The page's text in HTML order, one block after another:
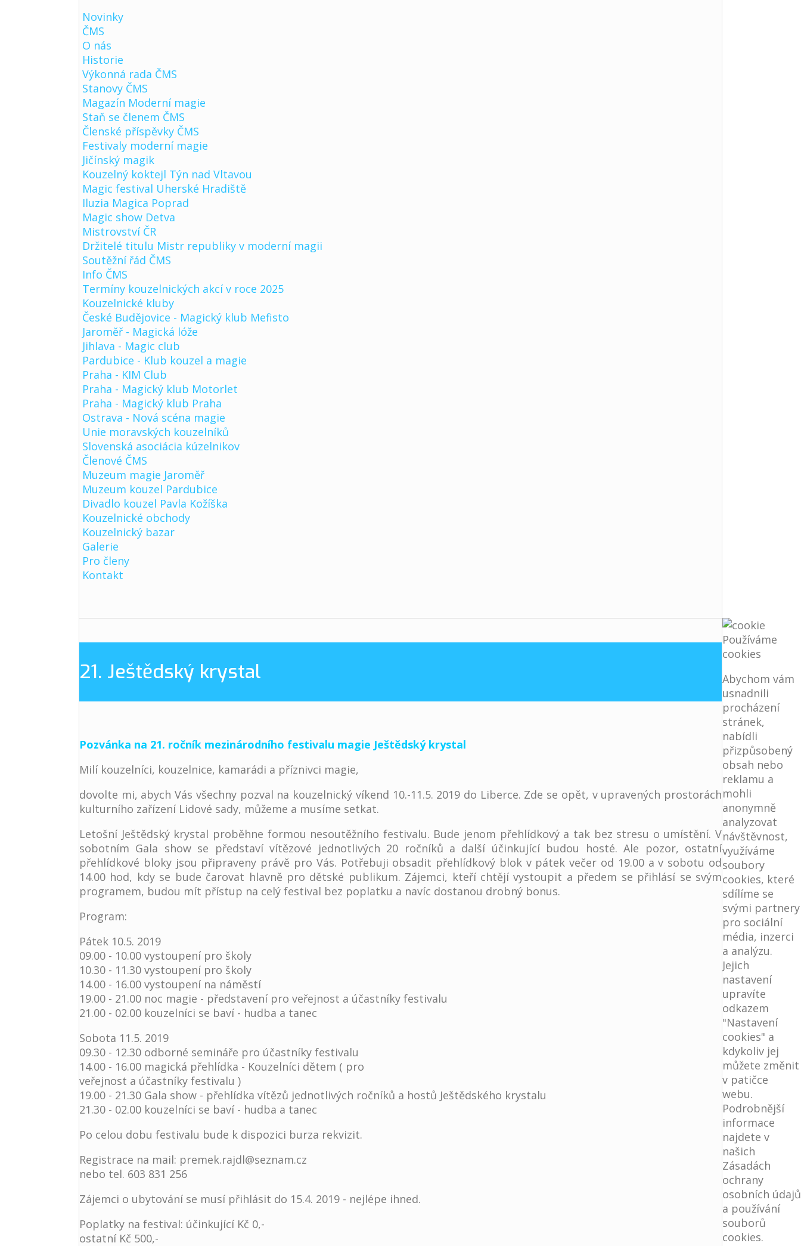
Novinky
ČMS
O nás
Historie
Výkonná rada ČMS
Stanovy ČMS
Magazín Moderní magie
Staň se členem ČMS
Členské příspěvky ČMS
Festivaly moderní magie
Jičínský magik
Kouzelný koktejl Týn nad Vltavou
Magic festival Uherské Hradiště
Iluzia Magica Poprad
Magic show Detva
Mistrovství ČR
Držitelé titulu Mistr republiky v moderní magii
Soutěžní řád ČMS
Info ČMS
Termíny kouzelnických akcí v roce 2025
Kouzelnické kluby
České Budějovice - Magický klub Mefisto
Jaroměř - Magická lóže
Jihlava - Magic club
Pardubice - Klub kouzel a magie
Praha - KIM Club
Praha - Magický klub Motorlet
Praha - Magický klub Praha
Ostrava - Nová scéna magie
Unie moravských kouzelníků
Slovenská asociácia kúzelnikov
Členové ČMS
Muzeum magie Jaroměř
Muzeum kouzel Pardubice
Divadlo kouzel Pavla Kožíška
Kouzelnické obchody
Kouzelnický bazar
Galerie
Pro členy
Kontakt
21. Ještědský krystal
Pozvánka na 21. ročník mezinárodního festivalu magie Ještědský krystal
Milí kouzelníci, kouzelnice, kamarádi a příznivci magie,
dovolte mi, abych Vás všechny pozval na kouzelnický víkend 10.-11.5. 2019 do Liberce. Zde se opět, v upravených prostorách
kulturního zařízení Lidové sady, můžeme a musíme setkat.
Letošní Ještědský krystal proběhne formou nesoutěžního festivalu. Bude jenom přehlídkový a tak bez stresu o umístění. V
sobotním Gala show se představí vítězové jednotlivých 20 ročníků a další účinkující budou hosté. Ale pozor, ostatní
přehlídkové bloky jsou připraveny právě pro Vás. Potřebuji obsadit přehlídkový blok v pátek večer od 19.00 a v sobotu od
14.00 hod, kdy se bude čarovat hlavně pro dětské publikum. Zájemci, kteří chtějí vystoupit a předem se přihlásí se svým
programem, budou mít přístup na celý festival bez poplatku a navíc dostanou drobný bonus.
Program:
Pátek 10.5. 2019
09.00 - 10.00 vystoupení pro školy
10.30 - 11.30 vystoupení pro školy
14.00 - 16.00 vystoupení na náměstí
19.00 - 21.00 noc magie - představení pro veřejnost a účastníky festivalu
21.00 - 02.00 kouzelníci se baví - hudba a tanec
Sobota 11.5. 2019
09.30 - 12.30 odborné semináře pro účastníky festivalu
14.00 - 16.00 magická přehlídka - Kouzelníci dětem ( pro
veřejnost a účastníky festivalu )
19.00 - 21.30 Gala show - přehlídka vítězů jednotlivých ročníků a hostů Ještědského krystalu
21.30 - 02.00 kouzelníci se baví - hudba a tanec
Po celou dobu festivalu bude k dispozici burza rekvizit.
Registrace na mail: premek.rajdl@seznam.cz
nebo tel. 603 831 256
Zájemci o ubytování se musí přihlásit do 15.4. 2019 - nejlépe ihned.
Poplatky na festival: účinkující Kč 0,-
ostatní Kč 500,-
Používáme
cookies
Abychom vám
usnadnili
procházení
stránek,
nabídli
přizpůsobený
obsah nebo
reklamu a
mohli
anonymně
analyzovat
návštěvnost,
využíváme
soubory
cookies, které
sdílíme se
svými partnery
pro sociální
média, inzerci
a analýzu.
Jejich
nastavení
upravíte
odkazem
"Nastavení
cookies" a
kdykoliv jej
můžete změnit
v patičce
webu.
Podrobnější
informace
najdete v
našich
Zásadách
ochrany
osobních údajů
a používání
souborů
cookies.